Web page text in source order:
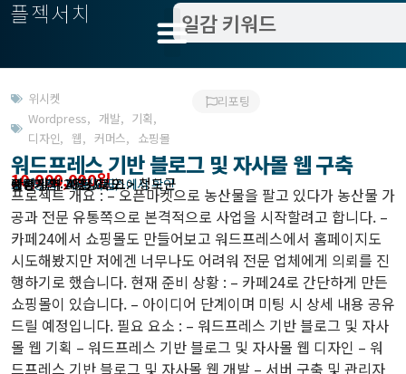
플젝서치
위시켓
Wordpress, 개발, 기획,
디자인, 웹, 커머스, 쇼핑몰
리포팅
워드프레스 기반 블로그 및 자사몰 웹 구축
10,000,000원
작업방식 : 외주(도급)
모집기한 : 해당 서비스에서 확인
예상기간 : 45일
등록 일자 2023.02.21.
관련지역 : 경상북도 > 청도군
프로젝트 개요 : – 오픈마켓으로 농산물을 팔고 있다가 농산물 가
공과 전문 유통쪽으로 본격적으로 사업을 시작할려고 합니다. –
카페24에서 쇼핑몰도 만들어보고 워드프레스에서 홈페이지도
시도해봤지만 저에겐 너무나도 어려워 전문 업체에게 의뢰를 진
행하기로 했습니다. 현재 준비 상황 : – 카페24로 간단하게 만든
쇼핑몰이 있습니다. – 아이디어 단계이며 미팅 시 상세 내용 공유
드릴 예정입니다. 필요 요소 : – 워드프레스 기반 블로그 및 자사
몰 웹 기획 – 워드프레스 기반 블로그 및 자사몰 웹 디자인 – 워
드프레스 기반 블로그 및 자사몰 웹 개발 – 서버 구축 및 관리자